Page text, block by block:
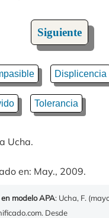
Siguiente
Displicencia
Tolerancia
Ucha.
en: May., 2009.
modelo APA: Ucha, F.
Desde